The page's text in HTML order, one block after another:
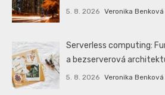
5. 8. 2026 Veronika Benková
Serverless computing:
a bezserverová
5. 8. 2026 Veronika Benková